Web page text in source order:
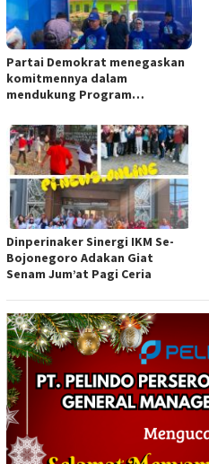
Partai Demokrat menegaskan
komitmennya dalam
mendukung Program
dan Indah (ASRI) gagasan
Presiden
Dinperinaker Sinergi IKM Se-
Bojonegoro Adakan Giat
Senam Jum’at Pagi Ceria